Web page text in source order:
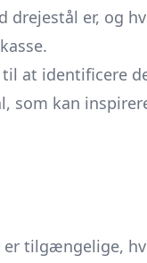
drejestål er, og
at identificere
som kan
tilgængelige,